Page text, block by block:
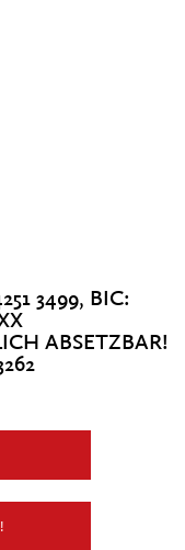
3499, BIC:
ABSETZBAR!